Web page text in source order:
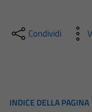
Condividi
INDICE DELLA PAGINA